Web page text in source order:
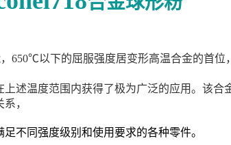
650℃以下的屈服强度居变形高温合金的首
述温度范围内获得了极为广泛的应用。 该合
，
不同强度级别和使用要求的各种零件。